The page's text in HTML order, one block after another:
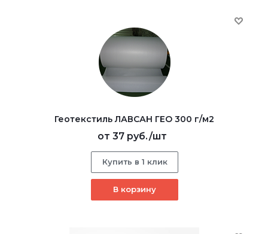
Геотекстиль ЛАВСАН ГЕО 300 г/м2
от 37 руб./шт
Купить в 1 клик
В корзину